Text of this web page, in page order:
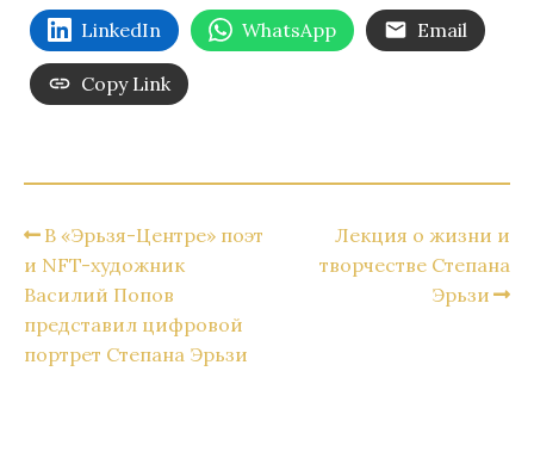
LinkedIn WhatsApp Email
Copy Link
В «Эрьзя-Центре» поэт
и NFT-художник
Василий Попов
представил цифровой
портрет Степана Эрьзи
Лекция о жизни и
творчестве Степана
Эрьзи